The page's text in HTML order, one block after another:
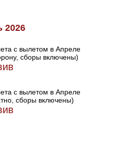
2026
с вылетом в Апреле
сборы включены)
с вылетом в Апреле
сборы включены)